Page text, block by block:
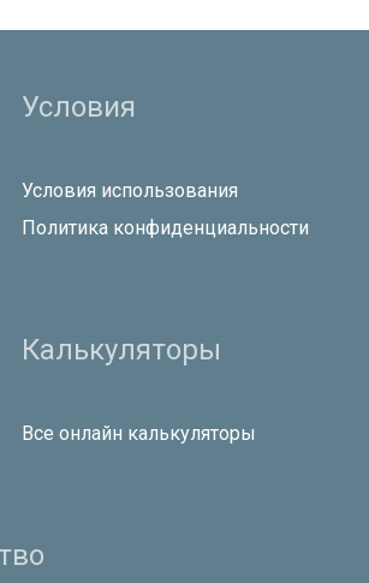
Условия
Условия использования
Политика конфиденциальности
Калькуляторы
Все онлайн калькуляторы